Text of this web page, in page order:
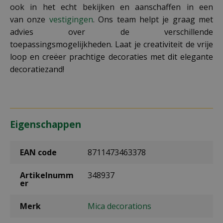
ook in het echt bekijken en aanschaffen in een
van onze vestigingen. Ons team helpt je graag met
advies over de verschillende
toepassingsmogelijkheden. Laat je creativiteit de vrije
loop en creëer prachtige decoraties met dit elegante
decoratiezand!
Eigenschappen
EAN code 8711473463378
Artikelnumm
er
348937
Merk Mica decorations